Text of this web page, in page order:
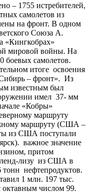
– 1755 истребителей,
самолетов из
на фронт. В одном
Союза А.
«Кингкобрах»
мировой войны. На
боевых самолетов.
итоге освоения
– фронт». Из
известным был
имел 37- мм
«Кобры»
маршруту
маршруту (США –
из США поступали
важное значение
притом
ленд-лизу из США в
нефтепродуктов.
1 млн. 197 тыс.
октавным числом 99.